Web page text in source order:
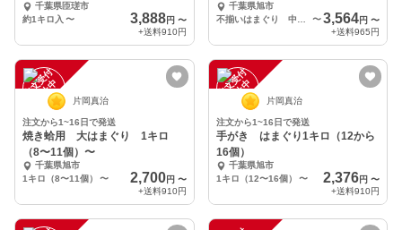
定品 約8個〜14個
千葉県匝瑳市
約1キロ入 〜 3,888円 〜
+送料910円
千葉県旭市
〜3,564円 〜
+送料965円
注
文
受
付
停
止
中 片岡真治
注文から1~16日で発送
焼き蛤用 大はまぐり 1キロ
（8〜11個）〜
千葉県旭市
1キロ（8〜11個）
〜 2,700円 〜
+送料910円
注
文
受
付
停
止
中 片岡真治
注文から1~16日で発送
手がき はまぐり1キロ（12から
16個）
千葉県旭市
1キロ（12〜16個）
〜 2,376円 〜
+送料910円